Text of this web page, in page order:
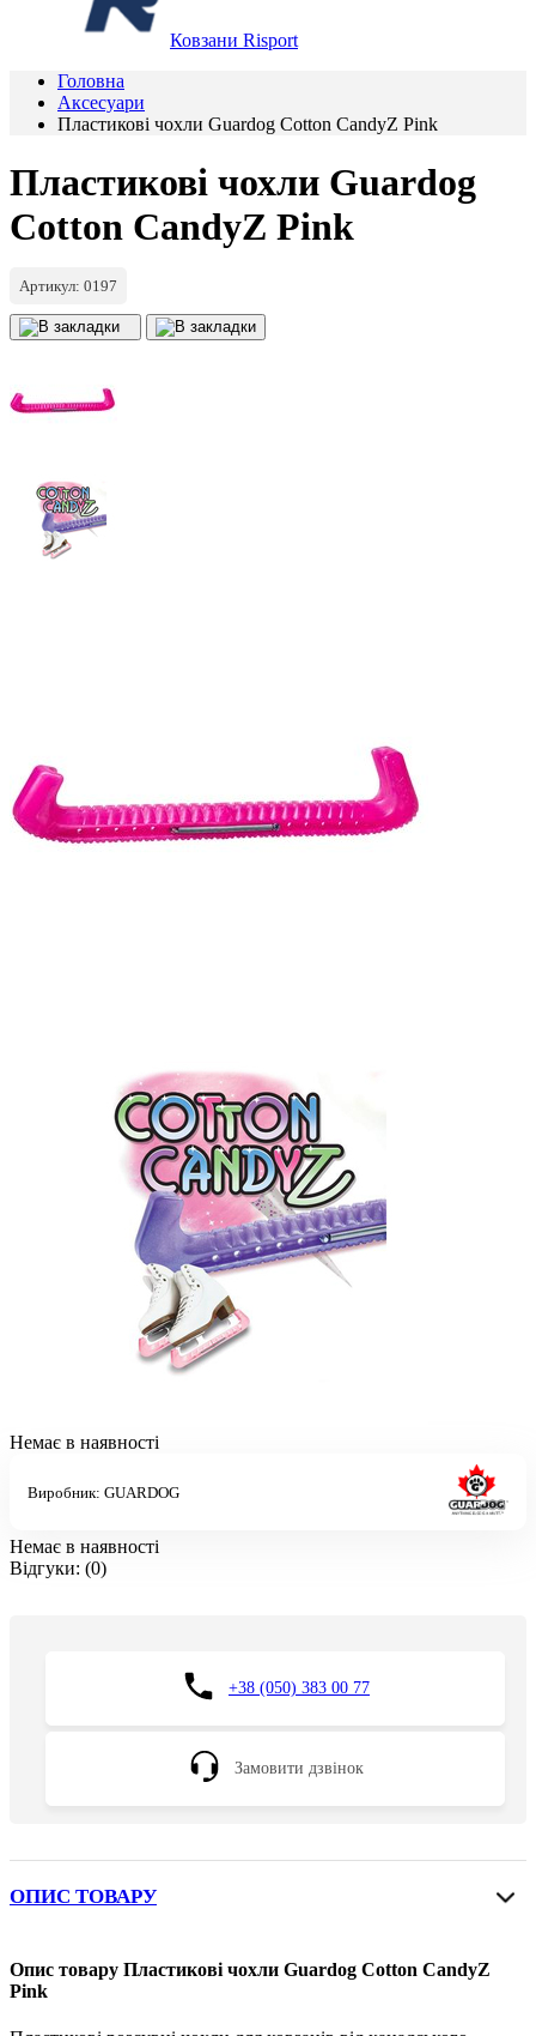
Ковзани Risport
Головна
Аксесуари
Пластикові чохли Guardog Cotton CandyZ Pink
Пластикові чохли Guardog
Cotton CandyZ Pink
Артикул: 0197
Немає в наявності
Виробник: GUARDOG
Немає в наявності
Відгуки: (0)
+38 (050) 383 00 77
Замовити дзвінок
ОПИС ТОВАРУ
Опис товару Пластикові чохли Guardog Cotton CandyZ
Pink